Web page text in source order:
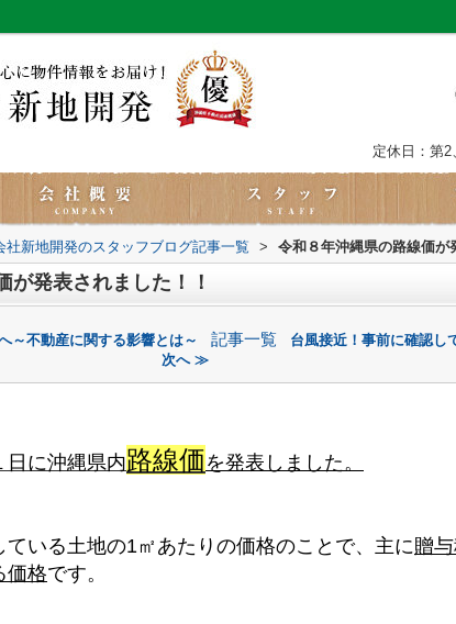
定休日：第
社新地開発のスタッフブログ記事一覧 > 令和８年沖縄県の路線価が
が発表されました！！
不動産に関する影響とは～ 記事一覧
台風接近！事前に確認し
次へ ≫
日に沖縄県内路線価を発表しました。
ている土地の1㎡あたりの価格のことで、主に贈
価格です。